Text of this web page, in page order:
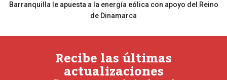
Barranquilla le apuesta a la energía eólica con apoyo del Reino
de Dinamarca
Recibe las últimas
actualizaciones